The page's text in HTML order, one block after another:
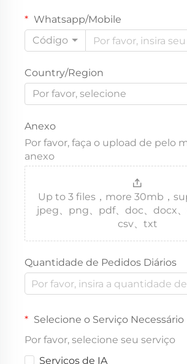
Whatsapp/Mobile
Código
Country/Region
Por favor, selecione
Anexo
Por favor, faça o upload de pelo
anexo
Up to 3 files，more 30mb，
jpeg、png、pdf、doc、docx、
csv、txt
Quantidade de Pedidos Diários
Selecione o Serviço Necessário
Por favor, selecione seu serviço
Serviços de IA